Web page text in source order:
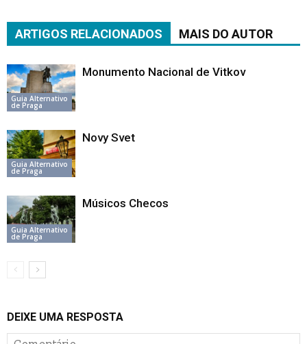
ARTIGOS RELACIONADOS MAIS DO AUTOR
Guia Alternativo
de Praga
Monumento Nacional de Vitkov
Guia Alternativo
de Praga
Novy Svet
Guia Alternativo
de Praga
Músicos Checos
DEIXE UMA RESPOSTA